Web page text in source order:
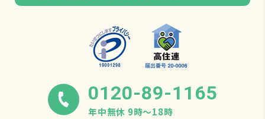
0120-89-1165
年中無休 9時〜18時